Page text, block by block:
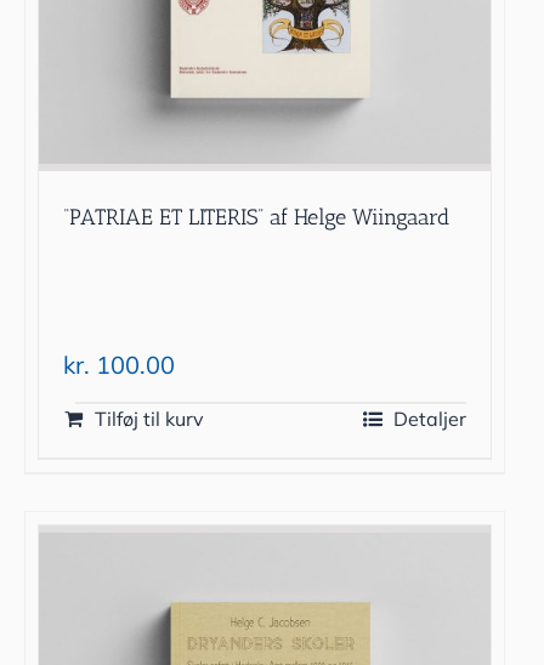
“PATRIAE ET LITERIS” af Helge Wiingaard
kr. 100.00
Tilføj til kurv Detaljer